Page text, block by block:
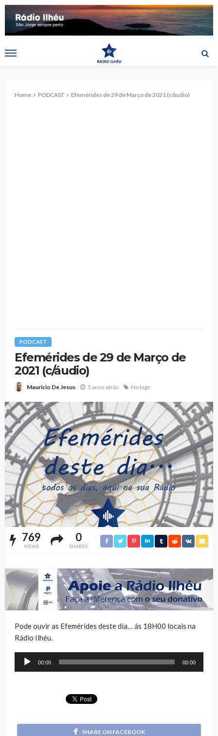
Home PODCAST Efemérides de 29 de Março de 2021 (c/áudio)
PODCAST
Efemérides de 29 de Março de
2021 (c/áudio)
Mauricio De Jesus 5 anos atrás No tags
769
VIEWS
0
SHARES
Pode ouvir as Efemérides deste dia… ás 18H00 locais na
Rádio Ilhéu.
Reprodutor
00:00 00:00
SHARE ON FACEBOOK